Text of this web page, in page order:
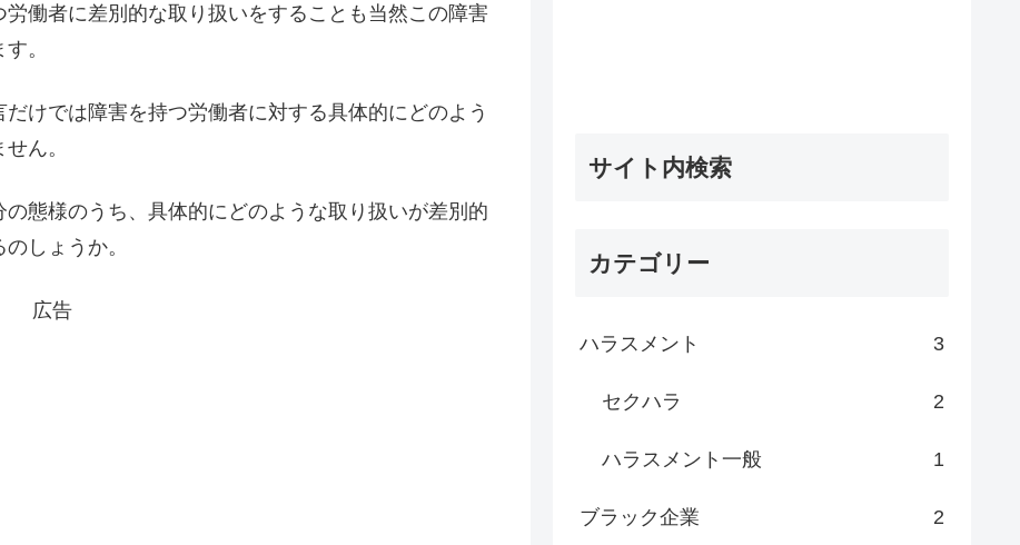
働者に差別的な取り扱いをすることも当然この障害
。
けでは障害を持つ労働者に対する具体的にどのよう
ん。
態様のうち、具体的にどのような取り扱いが差別的
しょうか。
広告
サイト内検索
カテゴリー
ハラスメント 3
セクハラ 2
ハラスメント一般 1
ブラック企業 2